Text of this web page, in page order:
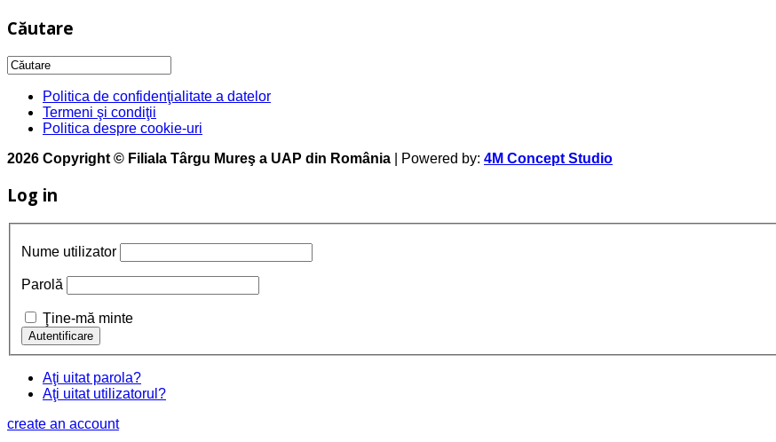
Căutare
Politica de confidenţialitate a datelor
Termeni şi condiţii
Politica despre cookie-uri
2026 Copyright © Filiala Târgu Mureş a UAP din România | Powered by: 4M Concept Studio
Log in
Nume utilizator
Parolă
Ţine-mă minte
Aţi uitat parola?
Aţi uitat utilizatorul?
create an account